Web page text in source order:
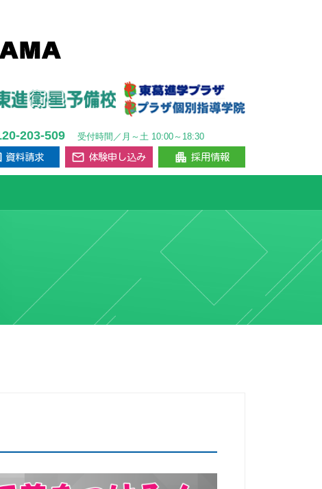
203-509 受付時間／月～土 10:00～18:30
資料請求 mail_outline 体験申し込み apartment 採用情報